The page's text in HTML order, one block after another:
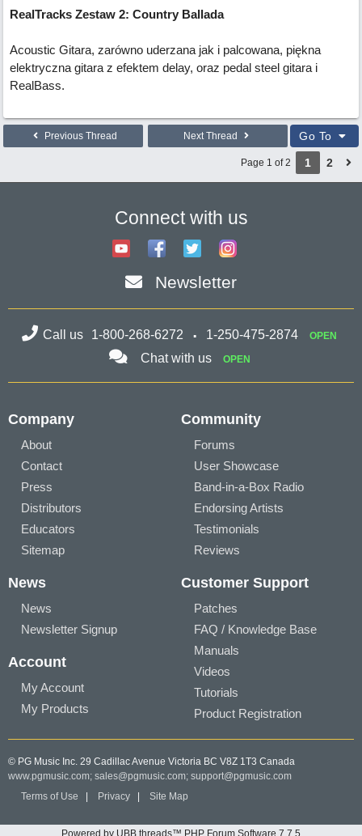
RealTracks Zestaw 2: Country Ballada
Acoustic Gitara, zarówno uderzana jak i palcowana, piękna
elektryczna gitara z efektem delay, oraz pedal steel gitara i
RealBass.
Previous Thread Next Thread Go To
Page 1 of 2 1 2
Connect with us
Newsletter
Call us 1-800-268-6272 1-250-475-2874 OPEN
Chat with us OPEN
Company
About
Contact
Press
Distributors
Educators
Sitemap
Community
Forums
User Showcase
Band-in-a-Box Radio
Endorsing Artists
Testimonials
Reviews
News
News
Newsletter Signup
Account
My Account
My Products
Customer Support
Patches
FAQ / Knowledge Base
Manuals
Videos
Tutorials
Product Registration
© PG Music Inc. 29 Cadillac Avenue Victoria BC V8Z 1T3 Canada
www.pgmusic.com; sales@pgmusic.com; support@pgmusic.com
Terms of Use
Privacy Site Map
Powered by UBB.threads™ PHP Forum Software 7.7.5